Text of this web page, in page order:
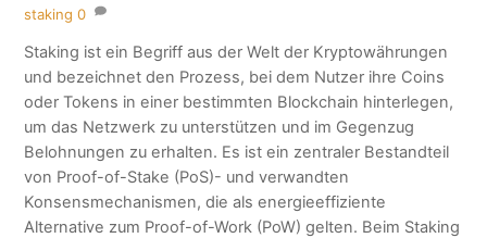
staking 0
Staking ist ein Begriff aus der Welt der Kryptowährungen
und bezeichnet den Prozess, bei dem Nutzer ihre Coins
oder Tokens in einer bestimmten Blockchain hinterlegen,
um das Netzwerk zu unterstützen und im Gegenzug
Belohnungen zu erhalten. Es ist ein zentraler Bestandteil
von Proof-of-Stake (PoS)- und verwandten
Konsensmechanismen, die als energieeffiziente
Alternative zum Proof-of-Work (PoW) gelten. Beim Staking